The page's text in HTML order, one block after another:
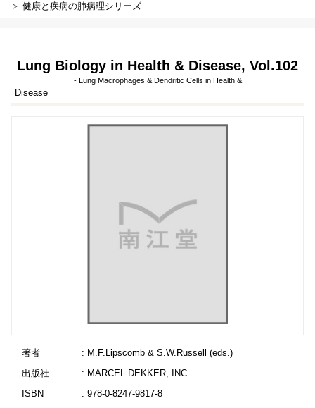
健康と疾病の肺病理シリーズ
Lung Biology in Health & Disease, Vol.102
- Lung Macrophages & Dendritic Cells in Health &
Disease
著者
: M.F.Lipscomb & S.W.Russell (eds.)
出版社
: MARCEL DEKKER, INC.
ISBN
: 978-0-8247-9817-8